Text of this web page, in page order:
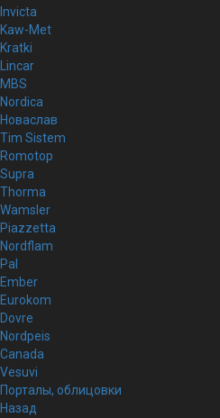
Invicta
Kaw-Met
Kratki
Lincar
MBS
Nordica
Новаслав
Tim Sistem
Romotop
Supra
Thorma
Wamsler
Piazzetta
Nordflam
Pal
Ember
Eurokom
Dovre
Nordpeis
Canada
Vesuvi
Порталы, облицовки
Назад